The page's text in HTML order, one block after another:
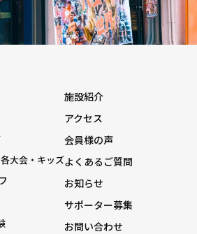
大会・キッズ
施設紹介
アクセス
会員様の声
よくあるご質問
お知らせ
サポーター募集
お問い合わせ